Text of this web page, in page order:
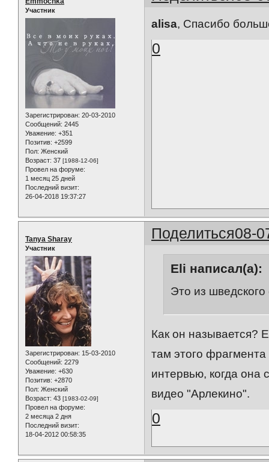
Участник
Зарегистрирован: 20-03-2010
Сообщений: 2445
Уважение: +351
Позитив: +2599
Пол: Женский
Возраст: 37 [1988-12-06]
Провел на форуме:
1 месяц 25 дней
Последний визит:
26-04-2018 19:37:27
alisa, Спасибо
0
Поделиться08-
Tanya Sharay
Участник
Зарегистрирован: 15-03-2010
Сообщений: 2279
Уважение: +630
Позитив: +2870
Пол: Женский
Возраст: 43 [1983-02-09]
Провел на форуме:
2 месяца 2 дня
Последний визит:
18-04-2012 00:58:35
Eli написал(а):
Это из
Как он называется?
там этого
интервью, когда
видео "Арлекино".
0